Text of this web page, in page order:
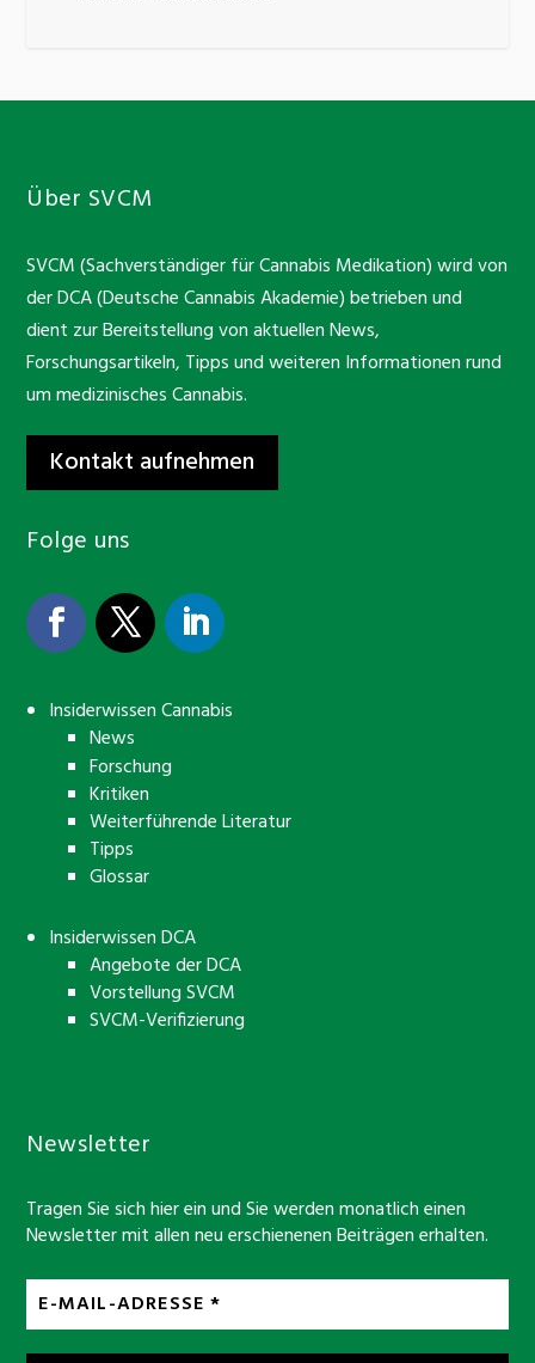
Über SVCM
SVCM (Sachverständiger für Cannabis Medikation) wird von
der DCA (Deutsche Cannabis Akademie) betrieben und
dient zur Bereitstellung von aktuellen News,
Forschungsartikeln, Tipps und weiteren Informationen rund
um medizinisches Cannabis.
Kontakt aufnehmen
Folge uns
Insiderwissen Cannabis
News
Forschung
Kritiken
Weiterführende Literatur
Tipps
Glossar
Insiderwissen DCA
Angebote der DCA
Vorstellung SVCM
SVCM-Verifizierung
Newsletter
Tragen Sie sich hier ein und Sie werden monatlich einen
Newsletter mit allen neu erschienenen Beiträgen erhalten.